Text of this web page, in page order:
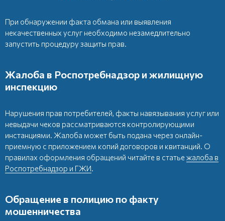
При обнаружении факта обмана или выявления
некачественных услуг необходимо незамедлительно
запустить процедуру защиты прав.
Жалоба в Роспотребнадзор и жилищную
инспекцию
Нарушения прав потребителей, факты навязывания услуг или
невыдачи чеков рассматриваются контролирующими
инстанциями. Жалоба может быть подана через онлайн-
приемную с приложением копий договоров и квитанций. О
правилах оформления обращений читайте в статье жалоба в
Роспотребнадзор и ГЖИ.
Обращение в полицию по факту
мошенничества